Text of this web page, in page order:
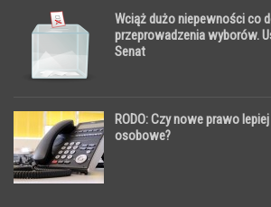
Wciąż dużo niepewności co
przeprowadzenia wyborów.
Senat
RODO: Czy nowe prawo
osobowe?